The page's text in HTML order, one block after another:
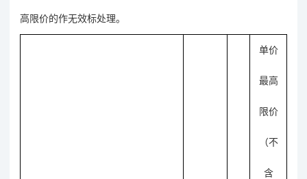
高限价的作无效标处理。
单价
最高
限价
（不
含